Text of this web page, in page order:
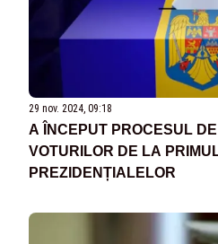
29 nov. 2024, 09:18
A ÎNCEPUT PROCESUL
VOTURILOR DE LA
PREZIDENȚIALELOR